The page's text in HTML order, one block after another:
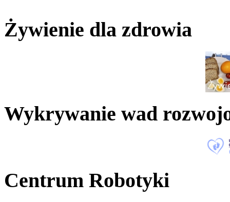
Żywienie dla zdrowia
Wykrywanie wad
Centrum Robotyki